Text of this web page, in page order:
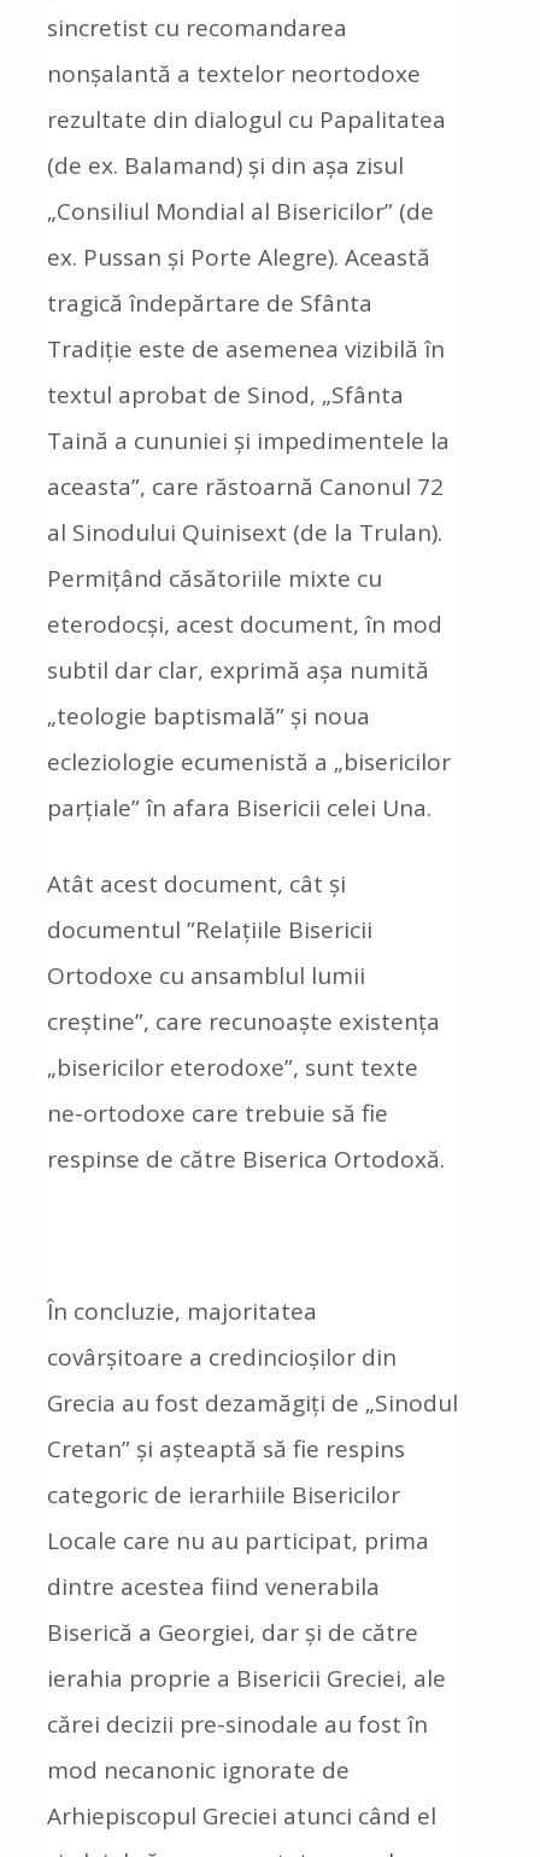
sincretist cu recomandarea
nonșalantă a textelor neortodoxe
rezultate din dialogul cu Papalitatea
(de ex. Balamand) și din așa zisul
„Consiliul Mondial al Bisericilor” (de
ex. Pussan și Porte Alegre). Această
tragică îndepărtare de Sfânta
Tradiție este de asemenea vizibilă în
textul aprobat de Sinod, „Sfânta
Taină a cununiei și impedimentele la
aceasta”, care răstoarnă Canonul 72
al Sinodului Quinisext (de la Trulan).
Permițând căsătoriile mixte cu
eterodocși, acest document, în mod
subtil dar clar, exprimă așa numită
„teologie baptismală” și noua
ecleziologie ecumenistă a „bisericilor
parțiale” în afara Bisericii celei Una.
Atât acest document, cât și
documentul ”Relațiile Bisericii
Ortodoxe cu ansamblul lumii
creștine”, care recunoaște existența
„bisericilor eterodoxe”, sunt texte
ne-ortodoxe care trebuie să fie
respinse de către Biserica Ortodoxă.
În concluzie, majoritatea
covârșitoare a credincioșilor din
Grecia au fost dezamăgiți de „Sinodul
Cretan” și așteaptă să fie respins
categoric de ierarhiile Bisericilor
Locale care nu au participat, prima
dintre acestea fiind venerabila
Biserică a Georgiei, dar și de către
ierahia proprie a Bisericii Greciei, ale
cărei decizii pre-sinodale au fost în
mod necanonic ignorate de
Arhiepiscopul Greciei atunci când el